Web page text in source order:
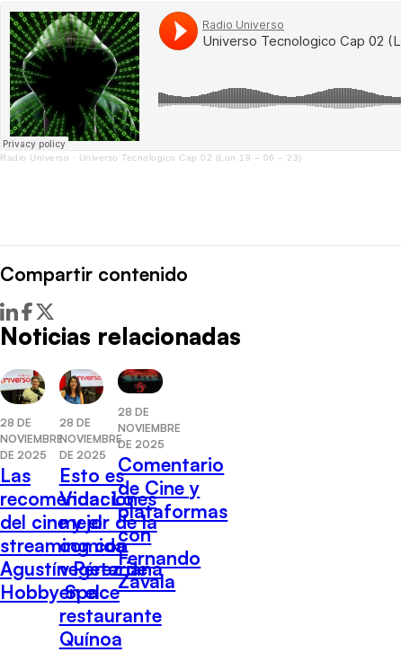
Radio Universo · Universo Tecnologico Cap 02 (Lun 19 – 06 – 23)
Compartir contenido
Noticias relacionadas
28 DE
NOVIEMBRE
DE 2025
Las
recomendaciones
del cine y el
streaming con
Agustín Pérez de
Hobby Space
28 DE
NOVIEMBRE
DE 2025
Esto es
Vida: Lo
mejor de la
comida
vegetariana
en el
restaurante
Quínoa
28 DE
NOVIEMBRE
DE 2025
Comentario
de Cine y
plataformas
con
Fernando
Zavala